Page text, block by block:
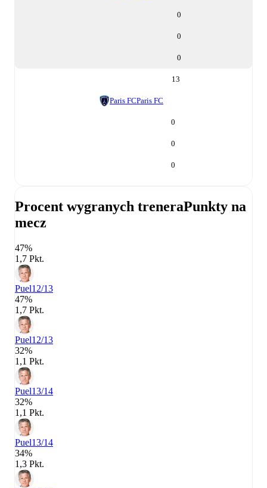
0
0
0
13
Paris FCParis FC
0
0
0
Procent wygranych treneraPunkty na
mecz
47%
1,7 Pkt.
Puel12/13
47%
1,7 Pkt.
Puel12/13
32%
1,1 Pkt.
Puel13/14
32%
1,1 Pkt.
Puel13/14
34%
1,3 Pkt.